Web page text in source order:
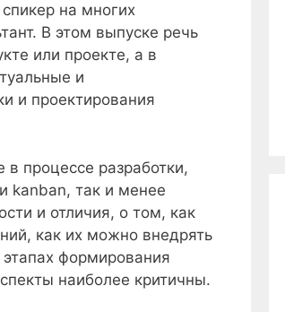
на многих
В этом выпуске речь
или проекте, а в
и
и проектирования
процессе разработки,
kanban, так и менее
и отличия, о том, как
как их можно внедрять
формирования
наиболее критичны.